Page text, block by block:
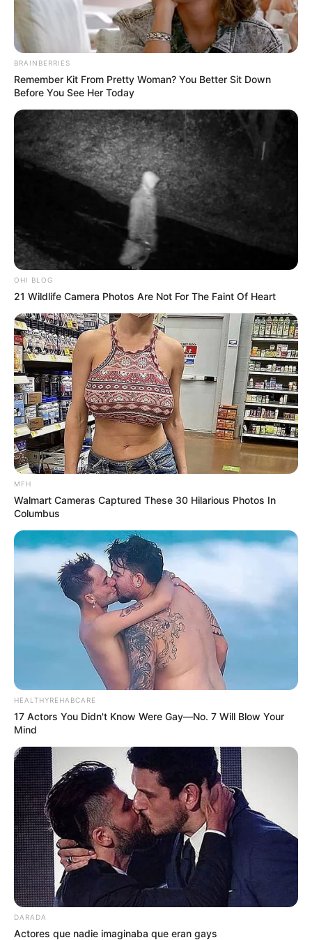
BRAINBERRIES
Remember Kit From Pretty Woman? You Better Sit Down
Before You See Her Today
OHI BLOG
21 Wildlife Camera Photos Are Not For The Faint Of Heart
MFH
Walmart Cameras Captured These 30 Hilarious Photos In
Columbus
HEALTHYREHABCARE
17 Actors You Didn't Know Were Gay—No. 7 Will Blow Your
Mind
DARADA
Actores que nadie imaginaba que eran gays